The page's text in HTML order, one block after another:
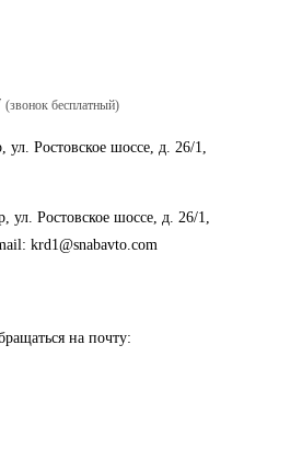
(звонок бесплатный)
ул. Ростовское шоссе, д. 26/1,
ул. Ростовское шоссе, д. 26/1,
krd1@snabavto.com
на почту: